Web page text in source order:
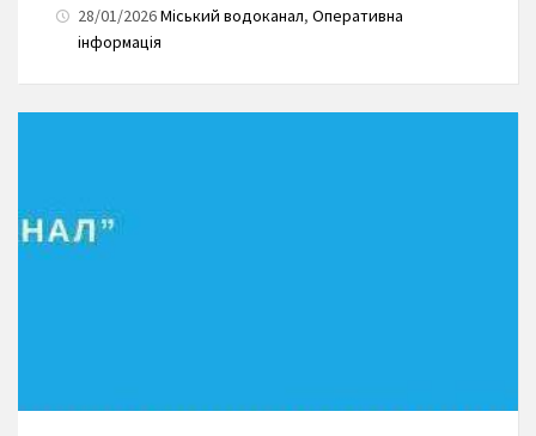
28/01/2026Міський водоканал, Оперативна
інформація